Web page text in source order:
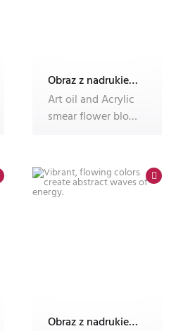
Obraz z nadrukiem Dec'n'Roll, fotoobraz
Art oil and Acrylic
smear flower blot
Obraz z nadrukiem Dec'n'Roll, fotoobraz